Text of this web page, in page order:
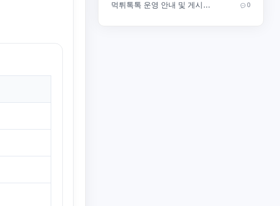
먹튀톡톡 운영 안내 및 게시판 이용 기준 0